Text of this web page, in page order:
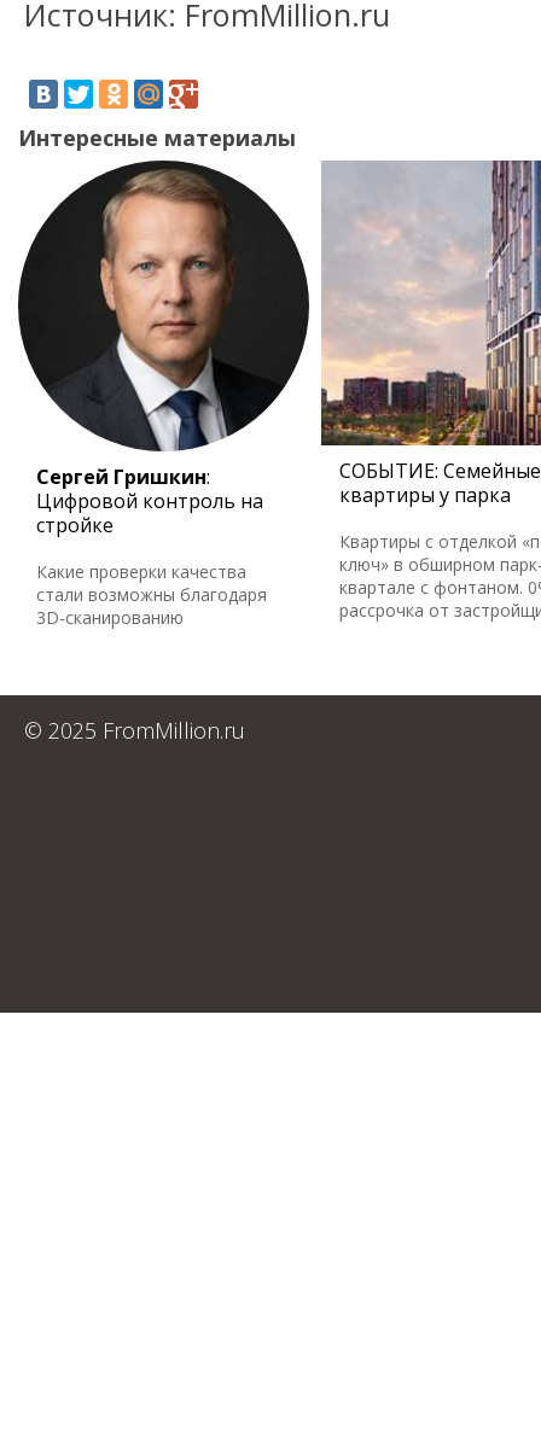
Источник: FromMillion.ru
Интересные материалы
Сергей Гришкин:
Цифровой контроль на
стройке
Какие проверки качества
стали возможны благодаря
3D-сканированию
СОБЫТИЕ: Семейные
квартиры у парка
Квартиры с отделкой
ключ» в обширном
квартале с фонтаном.
рассрочка от
© 2025 FromMillion.ru